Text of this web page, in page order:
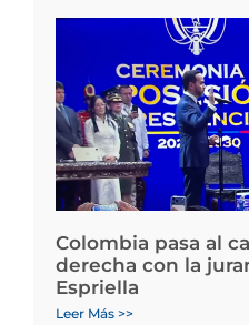
Colombia pasa al
derecha con la
Espriella
Leer Más >>